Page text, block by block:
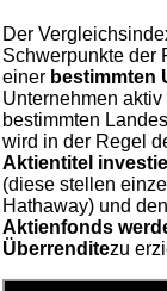
Der
Schwerpunkte der
einer bestimmten
Unternehmen
bestimmten
wird in der Regel
Aktientitel
(diese stellen
Hathaway) und
Aktienfonds
Überrenditezu